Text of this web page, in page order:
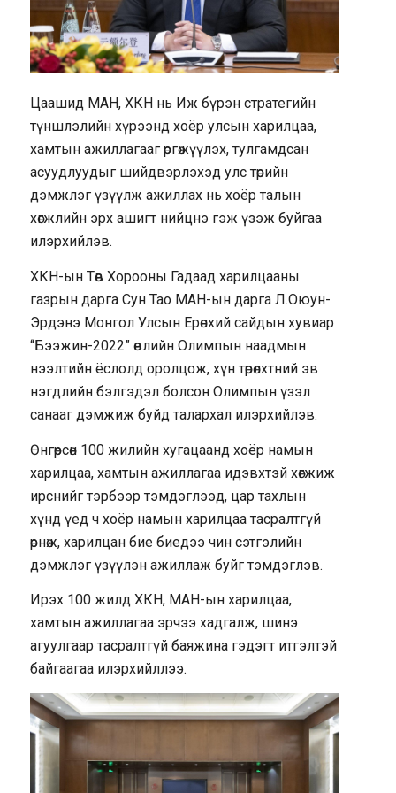
Цаашид МАН, ХКН нь Иж бүрэн стратегийн
түншлэлийн хүрээнд хоёр улсын харилцаа,
хамтын ажиллагааг өргөжүүлэх, тулгамдсан
асуудлуудыг шийдвэрлэхэд улс төрийн
дэмжлэг үзүүлж ажиллах нь хоёр талын
хөгжлийн эрх ашигт нийцнэ гэж үзэж буйгаа
илэрхийлэв.
ХКН-ын Төв Хорооны Гадаад харилцааны
газрын дарга Сун Тао МАН-ын дарга Л.Оюун-
Эрдэнэ Монгол Улсын Ерөнхий сайдын хувиар
“Бээжин-2022” өвлийн Олимпын наадмын
нээлтийн ёслолд оролцож, хүн төрөлхтний эв
нэгдлийн бэлгэдэл болсон Олимпын үзэл
санааг дэмжиж буйд талархал илэрхийлэв.
Өнгөрсөн 100 жилийн хугацаанд хоёр намын
харилцаа, хамтын ажиллагаа идэвхтэй хөгжиж
ирснийг тэрбээр тэмдэглээд, цар тахлын
хүнд үед ч хоёр намын харилцаа тасралтгүй
өрнөж, харилцан бие биедээ чин сэтгэлийн
дэмжлэг үзүүлэн ажиллаж буйг тэмдэглэв.
Ирэх 100 жилд ХКН, МАН-ын харилцаа,
хамтын ажиллагаа эрчээ хадгалж, шинэ
агуулгаар тасралтгүй баяжина гэдэгт итгэлтэй
байгаагаа илэрхийллээ.